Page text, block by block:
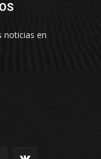
noticias en